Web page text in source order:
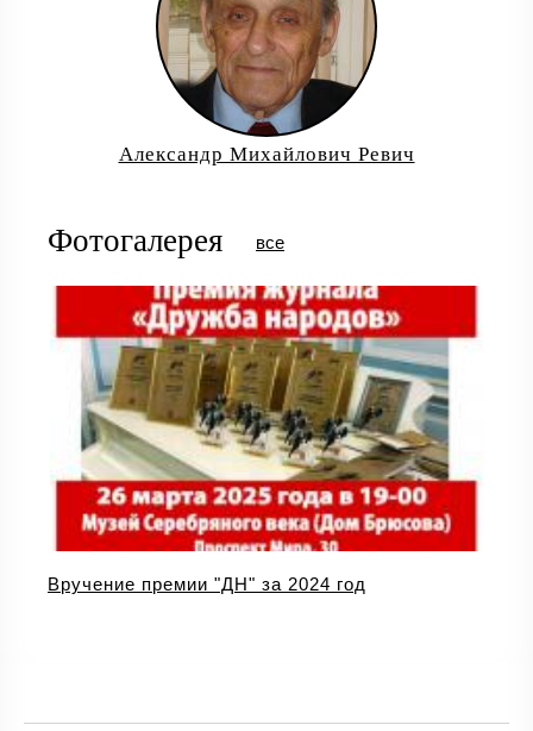
Александр Михайлович Ревич
Фотогалерея
Вручение премии "ДН" за 2024 год
все